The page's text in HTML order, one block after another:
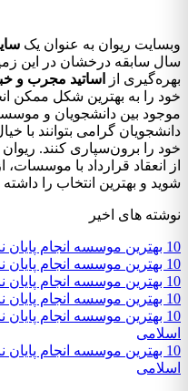
وبسایت ریوان به عنوان یک
سال سابقه درخشان در این
بهره‌گیری از
اساتید مجرب و
خود را به بهترین شکل ممکن
موجود بین دانشجویان و
دانشجویان گرامی بتوانند با
خود را برون‌سپاری کنند.
از انعقاد قرارداد با
شوید و بهترین انتخاب را داشته
نوشته های اخیر
10 بهترین موسسه انجام پایان نامه رشته مدیریت موزه
10 بهترین موسسه انجام پایان نامه رشته مطالعات موزه
10 بهترین موسسه انجام پایان نامه رشته تاریخ هنر ایران اسلامی
10 بهترین موسسه انجام پایان نامه رشته نقاشی ایرانی
10 بهترین موسسه انجام
اسلامی
10 بهترین موسسه انجام
اسلامی